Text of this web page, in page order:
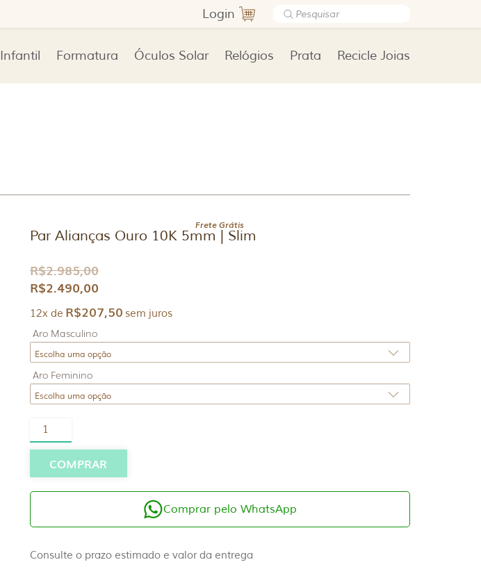
Login
Infantil Formatura Óculos Solar Relógios Prata Recicle Joias
Frete Grátis
Par Alianças Ouro 10K 5mm | Slim
R$2.985,00
R$2.490,00
12x de R$207,50 sem juros
Aro Masculino
Aro Feminino
Alianças
Ouro
Slim
COMPRAR
Comprar pelo WhatsApp
Consulte o prazo estimado e valor da entrega